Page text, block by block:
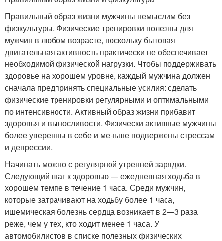
Правильный образ жизни мужчины немыслим без
физкультуры. Физические тренировки полезны для
мужчин в любом возрасте, поскольку бытовая
двигательная активность практически не обеспечивает
необходимой физической нагрузки. Чтобы поддерживать
здоровье на хорошем уровне, каждый мужчина должен
сначала предпринять специальные усилия: сделать
физические тренировки регулярными и оптимальными
по интенсивности. Активный образ жизни прибавит
здоровья и выносливости. Физически активные мужчины
более уверенны в себе и меньше подвержены стрессам
и депрессии.
Начинать можно с регулярной утренней зарядки.
Следующий шаг к здоровью — ежедневная ходьба в
хорошем темпе в течение 1 часа. Среди мужчин,
которые затрачивают на ходьбу более 1 часа,
ишемическая болезнь сердца возникает в 2—3 раза
реже, чем у тех, кто ходит менее 1 часа. У
автомобилистов в списке полезных физических